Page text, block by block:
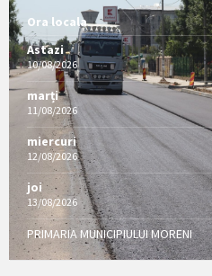
Ora locala
Astazi
10/08/2026
marți
11/08/2026
miercuri
12/08/2026
joi
13/08/2026
PRIMARIA MUNICIPIULUI MORENI